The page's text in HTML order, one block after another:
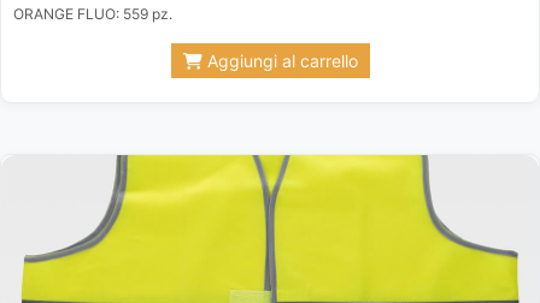
ORANGE FLUO: 559 pz.
Aggiungi al carrello